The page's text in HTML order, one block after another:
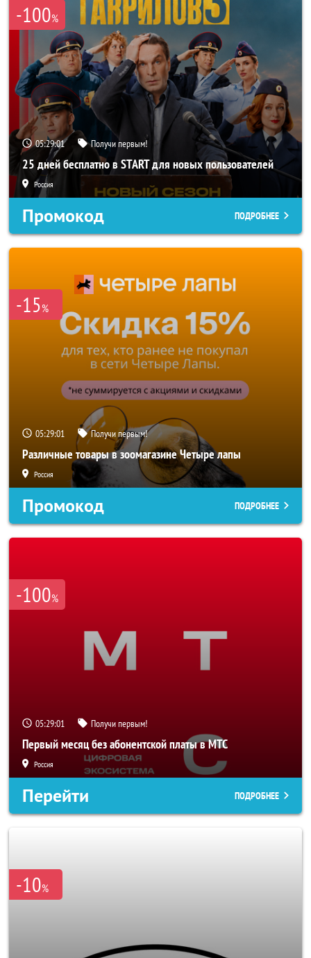
-100%
05:28:59 Получи первым!
25 дней бесплатно в START для новых пользователей
Россия
Промокод ПОДРОБНЕЕ
-15%
05:28:59 Получи первым!
Различные товары в зоомагазине Четыре лапы
Россия
Промокод ПОДРОБНЕЕ
-100%
05:28:59 Получи первым!
Первый месяц без абонентской платы в МТС
Россия
Перейти ПОДРОБНЕЕ
-10%